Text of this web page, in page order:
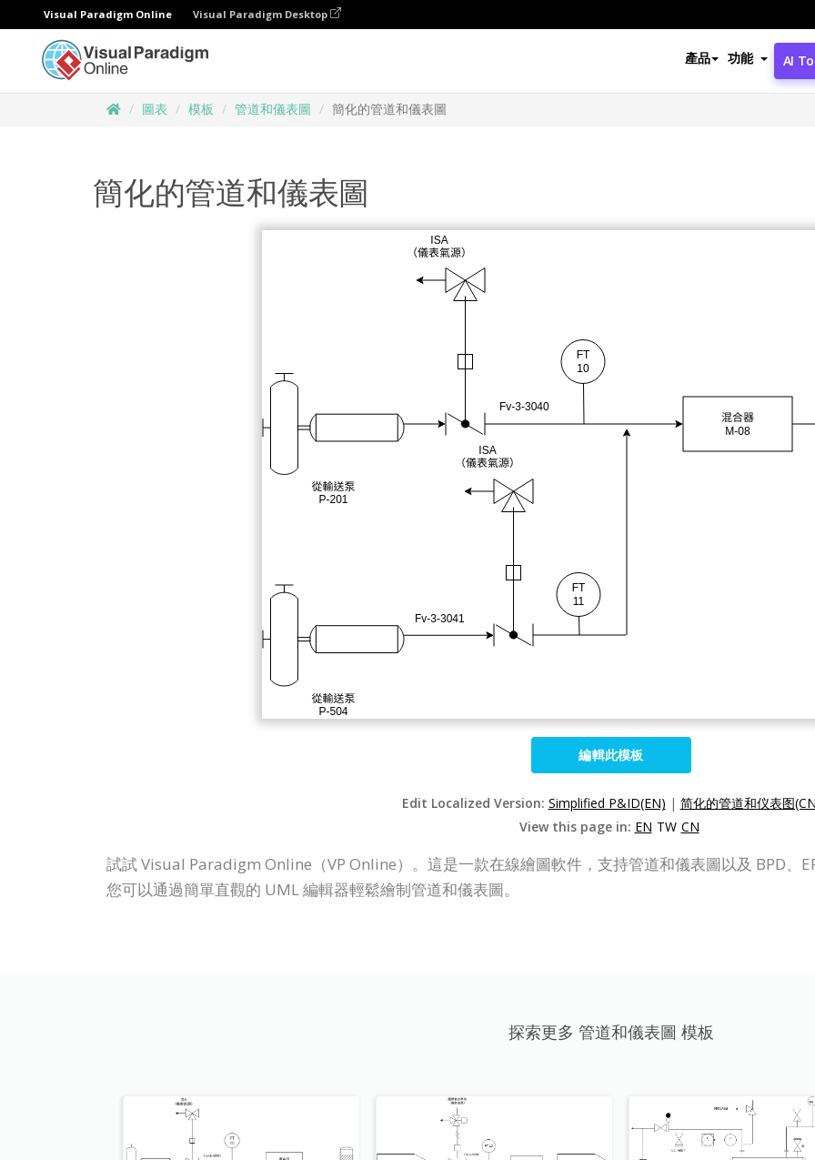
Visual Paradigm Online Visual Paradigm Desktop
產品 功能 AI
圖表 模板 管道和儀表圖 簡化的管道和儀表圖
簡化的管道和儀表圖
編輯此模板
Edit Localized Version: Simplified P&ID(EN) | 简化的管道和仪表图
View this page in: EN TW CN
試試 Visual Paradigm Online（VP Online）。這是一款在線繪圖軟件，支持管道和儀表圖以及 BPD、
您可以通過簡單直觀的 UML 編輯器輕鬆繪制管道和儀表圖。
探索更多 管道和儀表圖 模板